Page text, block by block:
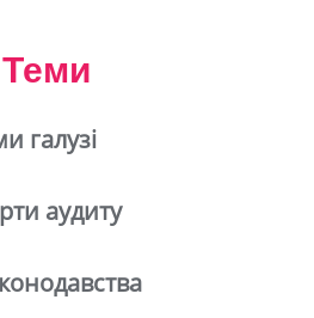
Теми
галузі
аудиту